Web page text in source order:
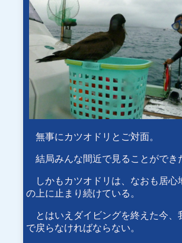
無事にカツオドリとご対面。
結局みんな間近で見ることができ
しかもカツオドリは、なおも居心
の上に止まり続けている。
とはいえダイビングを終えた今、
で戻らなければならない。